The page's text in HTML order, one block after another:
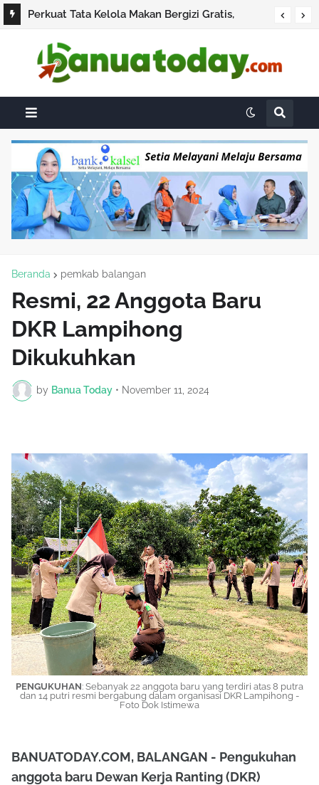
Perkuat Tata Kelola Makan Bergizi Gratis,
Pakar Gizi
Beranda pemkab balangan
Resmi, 22 Anggota Baru
DKR Lampihong
Dikukuhkan
by Banua Today • November 11, 2024
PENGUKUHAN: Sebanyak 22 anggota baru yang terdiri atas 8 putra
dan 14 putri resmi bergabung dalam organisasi DKR Lampihong -
Foto Dok Istimewa
BANUATODAY.COM, BALANGAN - Pengukuhan
anggota baru Dewan Kerja Ranting (DKR)